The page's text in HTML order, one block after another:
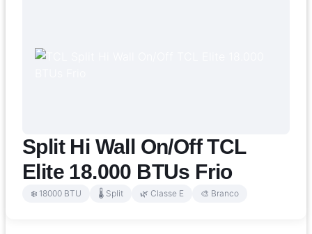
Split Hi Wall On/Off TCL
Elite 18.000 BTUs Frio
❄️ 18000 BTU 🌡️ Split 🌿 Classe E 🎨 Branco